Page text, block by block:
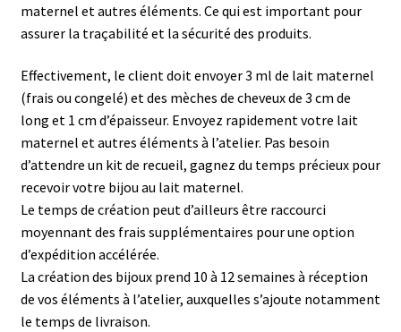
maternel et autres éléments. Ce qui est important pour
assurer la traçabilité et la sécurité des produits.
Effectivement, le client doit envoyer 3 ml de lait maternel
(frais ou congelé) et des mèches de cheveux de 3 cm de
long et 1 cm d’épaisseur. Envoyez rapidement votre lait
maternel et autres éléments à l’atelier. Pas besoin
d’attendre un kit de recueil, gagnez du temps précieux pour
recevoir votre bijou au lait maternel.
Le temps de création peut d’ailleurs être raccourci
moyennant des frais supplémentaires pour une option
d’expédition accélérée.
La création des bijoux prend 10 à 12 semaines à réception
de vos éléments à l’atelier, auxquelles s’ajoute notamment
le temps de livraison.